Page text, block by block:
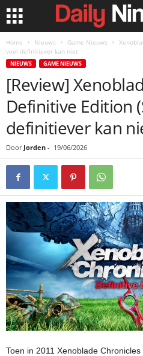
Home Nieuws Game Nieuws
veel definitiever kan niet
NIEUWS GAME NIEUWS
[Review]
Definitive Edition
definitiever kan
Door Jorden - 19/06/2026
Toen in 2011 Xenoblade